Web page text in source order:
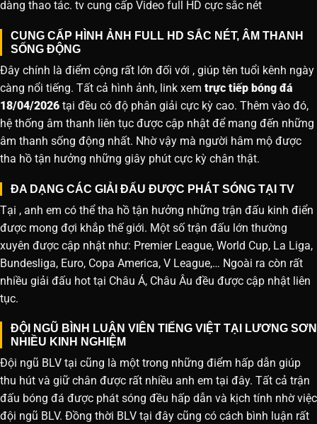
dàng thao tác. tv cung cấp Video full HD cực sắc nét
CUNG CẤP HÌNH ẢNH FULL HD SẮC NÉT, ÂM THANH
SỐNG ĐỘNG
Đây chính là điểm cộng rất lớn đối với , giúp tên tuổi kênh ngày
càng nổi tiếng. Tất cả hình ảnh, link xem trực tiếp bóng đá
18/04/2026 tại đều có độ phân giải cực kỳ cao. Thêm vào đó,
hệ thống âm thanh liên tục được cập nhật để mang đến những
âm thanh sống động nhất. Nhờ vậy mà người hâm mộ được
tha hồ tận hưởng những giây phút cực kỳ chân thật.
ĐA DẠNG CÁC GIẢI ĐẤU ĐƯỢC PHÁT SÓNG TẠI TV
Tại , anh em có thể tha hồ tận hưởng những trận đấu kinh điển
được mong đợi khắp thế giới. Một số trận đấu lớn thường
xuyên được cập nhật như: Premier League, World Cup, La Liga,
Bundesliga, Euro, Copa America, V League,… Ngoài ra còn rất
nhiều giải đấu hot tại Châu Á, Châu Âu đều được cập nhật liên
tục.
ĐỘI NGŨ BÌNH LUẬN VIÊN TIẾNG VIỆT TẠI LƯƠNG SƠN
NHIỀU KINH NGHIỆM
Đội ngũ BLV tại cũng là một trong những điểm hấp dẫn giúp
thu hút và giữ chân được rất nhiều anh em tại đây. Tất cả trận
đấu bóng đá được phát sóng đều hấp dẫn và kịch tính nhờ việc
đội ngũ BLV. Đồng thời BLV tại đây cũng có cách bình luận rất